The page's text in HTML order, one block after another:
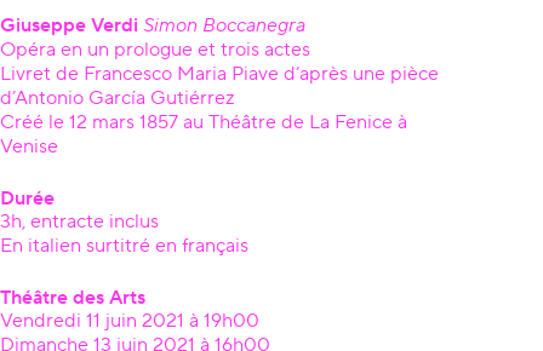
Giuseppe Verdi Simon Boccanegra
Opéra en un prologue et trois actes
Livret de Francesco Maria Piave d’après une pièce
d’Antonio García Gutiérrez
Créé le 12 mars 1857 au Théâtre de La Fenice à
Venise
Durée
3h, entracte inclus
En italien surtitré en français
Théâtre des Arts
Vendredi 11 juin 2021 à 19h00
Dimanche 13 juin 2021 à 16h00